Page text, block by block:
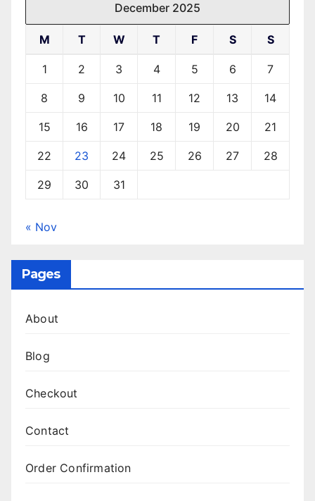
December 2025
M T W T F S S
1 2 3 4 5 6 7
8 9 10 11 12 13 14
15 16 17 18 19 20 21
22 23 24 25 26 27 28
29 30 31
« Nov
Pages
About
Blog
Checkout
Contact
Order Confirmation